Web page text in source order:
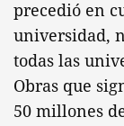
precedió en
universidad,
todas las
Obras que
50 millones